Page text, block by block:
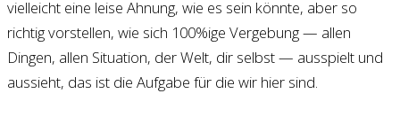
vielleicht eine leise Ahnung, wie es sein könnte, aber so
richtig vorstellen, wie sich 100%ige Vergebung — allen
Dingen, allen Situation, der Welt, dir selbst — ausspielt und
aussieht, das ist die Aufgabe für die wir hier sind.